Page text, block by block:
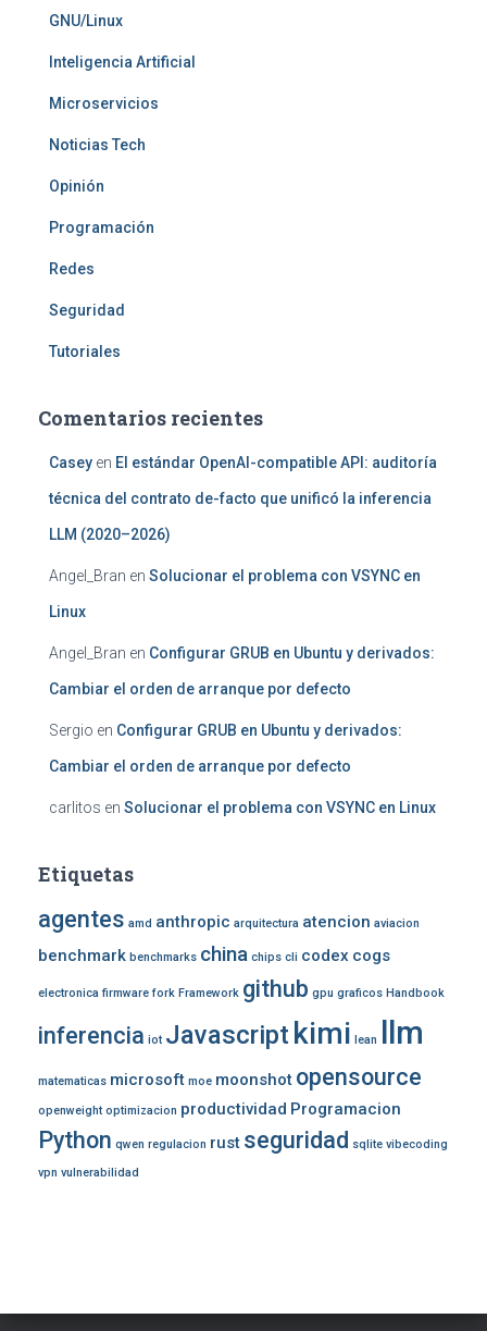
GNU/Linux
Inteligencia Artificial
Microservicios
Noticias Tech
Opinión
Programación
Redes
Seguridad
Tutoriales
Comentarios recientes
Casey en El estándar OpenAI-compatible API: auditoría
técnica del contrato de-facto que unificó la inferencia
LLM (2020–2026)
Angel_Bran en Solucionar el problema con VSYNC en
Linux
Angel_Bran en Configurar GRUB en Ubuntu y derivados:
Cambiar el orden de arranque por defecto
Sergio en Configurar GRUB en Ubuntu y derivados:
Cambiar el orden de arranque por defecto
carlitos en Solucionar el problema con VSYNC en Linux
Etiquetas
agentes amd anthropic arquitectura atencion aviacion
benchmark benchmarks china chips cli codex cogs
electronica firmware fork Framework github gpu graficos Handbook
inferencia iot Javascript kimi lean llm
matematicas microsoft moe moonshot opensource
openweight optimizacion productividad Programacion
Python qwen regulacion rust seguridad sqlite vibecoding
vpn vulnerabilidad